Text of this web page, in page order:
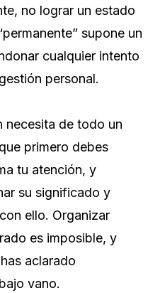
no lograr un estado
supone un
cualquier intento
personal.
necesita de todo un
primero debes
tu atención, y
su significado y
ello. Organizar
es imposible, y
aclarado
vano.